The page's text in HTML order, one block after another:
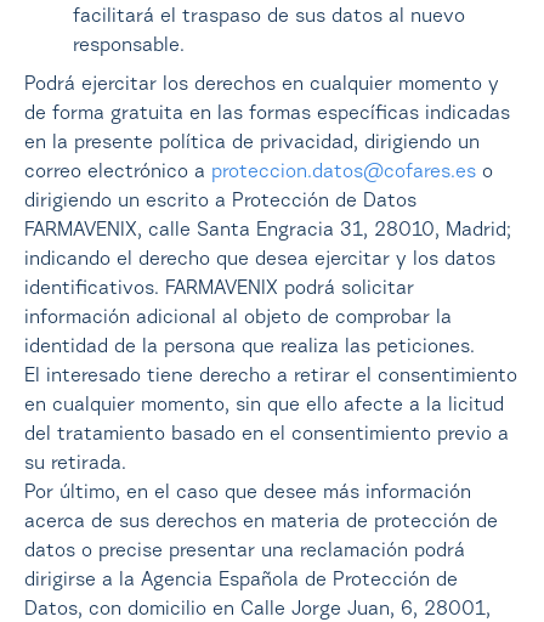
facilitará el traspaso de sus datos al nuevo
responsable.
Podrá ejercitar los derechos en cualquier momento y
de forma gratuita en las formas específicas indicadas
en la presente política de privacidad, dirigiendo un
correo electrónico a proteccion.datos@cofares.es o
dirigiendo un escrito a Protección de Datos
FARMAVENIX, calle Santa Engracia 31, 28010, Madrid;
indicando el derecho que desea ejercitar y los datos
identificativos. FARMAVENIX podrá solicitar
información adicional al objeto de comprobar la
identidad de la persona que realiza las peticiones.
El interesado tiene derecho a retirar el consentimiento
en cualquier momento, sin que ello afecte a la licitud
del tratamiento basado en el consentimiento previo a
su retirada.
Por último, en el caso que desee más información
acerca de sus derechos en materia de protección de
datos o precise presentar una reclamación podrá
dirigirse a la Agencia Española de Protección de
Datos, con domicilio en Calle Jorge Juan, 6, 28001,